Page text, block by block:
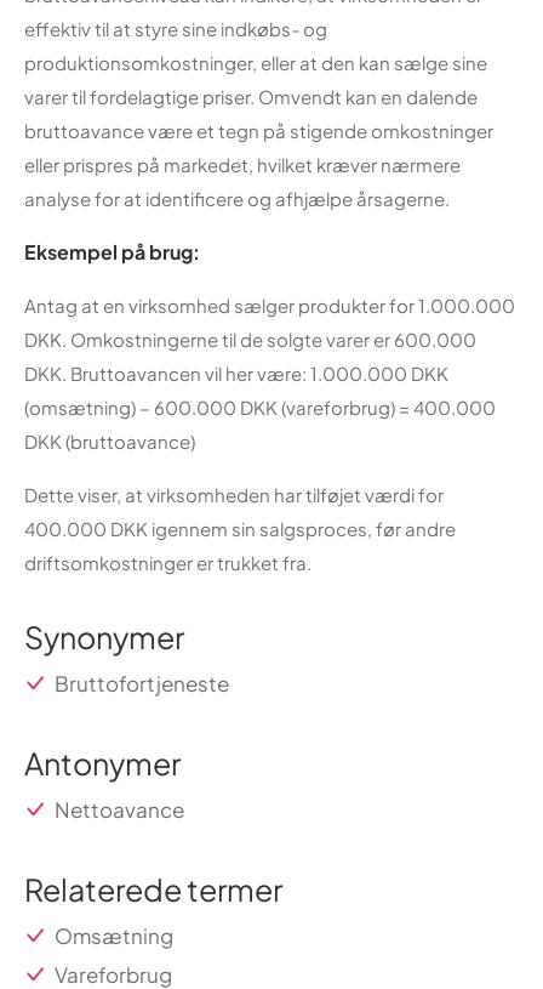
effektiv til at styre sine indkøbs- og
produktionsomkostninger, eller at den kan sælge sine
varer til fordelagtige priser. Omvendt kan en dalende
bruttoavance være et tegn på stigende omkostninger
eller prispres på markedet, hvilket kræver nærmere
analyse for at identificere og afhjælpe årsagerne.
Eksempel på brug:
Antag at en virksomhed sælger produkter for 1.000.000
DKK. Omkostningerne til de solgte varer er 600.000
DKK. Bruttoavancen vil her være: 1.000.000 DKK
(omsætning) – 600.000 DKK (vareforbrug) = 400.000
DKK (bruttoavance)
Dette viser, at virksomheden har tilføjet værdi for
400.000 DKK igennem sin salgsproces, før andre
driftsomkostninger er trukket fra.
Synonymer
Bruttofortjeneste
Antonymer
Nettoavance
Relaterede termer
Omsætning
Vareforbrug